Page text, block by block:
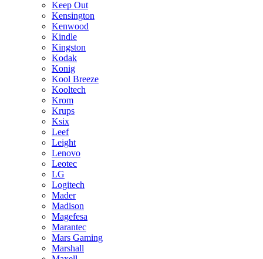
Keep Out
Kensington
Kenwood
Kindle
Kingston
Kodak
Konig
Kool Breeze
Kooltech
Krom
Krups
Ksix
Leef
Leight
Lenovo
Leotec
LG
Logitech
Mader
Madison
Magefesa
Marantec
Mars Gaming
Marshall